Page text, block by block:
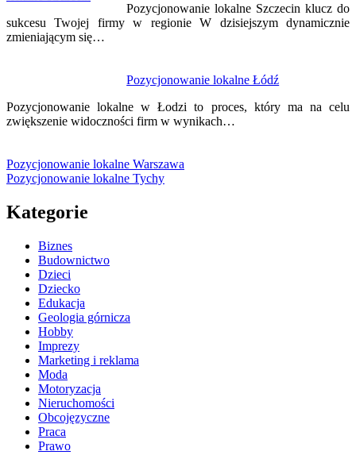
Pozycjonowanie lokalne Szczecin klucz do
sukcesu Twojej firmy w regionie W dzisiejszym dynamicznie
zmieniającym się…
Pozycjonowanie lokalne Łódź
Pozycjonowanie lokalne w Łodzi to proces, który ma na celu
zwiększenie widoczności firm w wynikach…
Pozycjonowanie lokalne Warszawa
Pozycjonowanie lokalne Tychy
Kategorie
Biznes
Budownictwo
Dzieci
Dziecko
Edukacja
Geologia górnicza
Hobby
Imprezy
Marketing i reklama
Moda
Motoryzacja
Nieruchomości
Obcojęzyczne
Praca
Prawo